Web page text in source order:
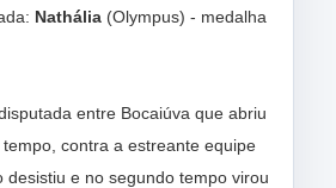
Nathália (Olympus) - medalha
entre Bocaiúva que abriu
contra a estreante equipe
desistiu e no segundo tempo virou